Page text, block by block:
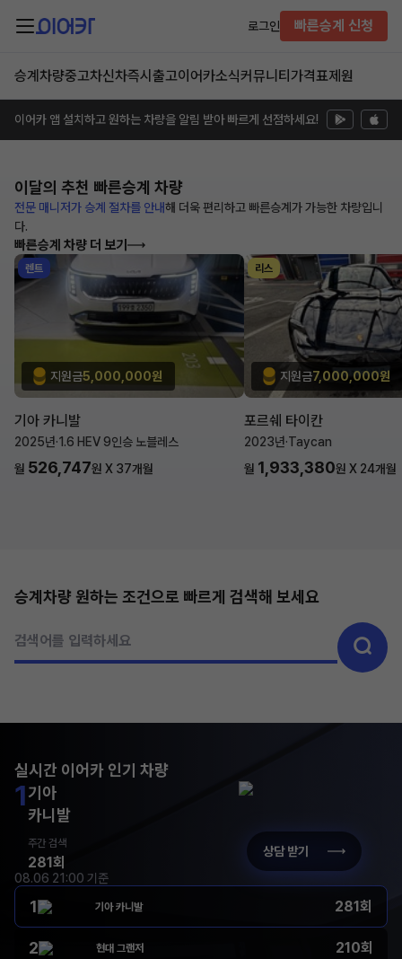
로그인 빠른승계 신청
승계차량중고차신차즉시출고이어카소식커뮤니티 가격표제원
이어카 앱 설치하고 원하는 차량을 알림 받아 빠르게 선점하세요!
이달의 추천 빠른승계 차량
전문 매니저가 승계 절차를 안내해 더욱 편리하고 빠른승계가 가능한 차량입니
다.
빠른승계 차량 더 보기
렌트
지원금5,000,000원
기아 카니발
2025년·1.6 HEV 9인승 노블레스
월 526,747원 X 37개월
리스
지원금7,000,000원
포르쉐 타이칸
2023년·Taycan
월 1,933,380원 X 24개월
승계차량 원하는 조건으로 빠르게 검색해 보세요
검색어를 입력하세요
실시간 이어카 인기 차량
1기아
카니발
주간 검색
281회
상담 받기
08.06 21:00 기준
1 기아 카니발 281회
2 현대 그랜저 210회